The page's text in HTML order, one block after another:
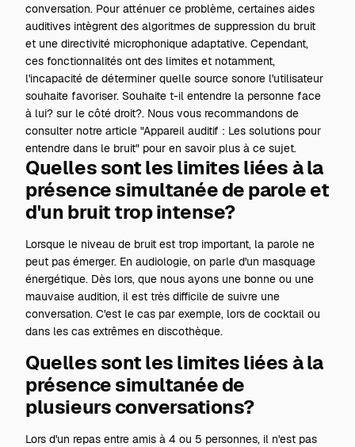
conversation. Pour atténuer ce problème, certaines aides
auditives intègrent des algoritmes de suppression du bruit
et une directivité microphonique adaptative. Cependant,
ces fonctionnalités ont des limites et notamment,
l'incapacité de déterminer quelle source sonore l'utilisateur
souhaite favoriser. Souhaite t-il entendre la personne face
à lui? sur le côté droit?. Nous vous recommandons de
consulter notre article"Appareil auditif : Les solutions pour
entendre dans le bruit" pour en savoir plus à ce sujet.
Quelles sont les limites liées à la
présence simultanée de parole et
d'un bruit trop intense?
Lorsque le niveau de bruit est trop important, la parole ne
peut pas émerger. En audiologie, on parle d'un masquage
énergétique. Dès lors, que nous ayons une bonne ou une
mauvaise audition, il est très difficile de suivre une
conversation. C'est le cas par exemple, lors de cocktail ou
dans les cas extrêmes en discothèque.
Quelles sont les limites liées à la
présence simultanée de
plusieurs conversations?
Lors d'un repas entre amis à 4 ou 5 personnes, il n'est pas